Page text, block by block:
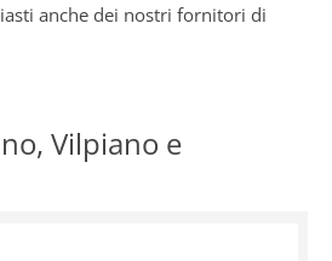
anche dei nostri fornitori di
Vilpiano e